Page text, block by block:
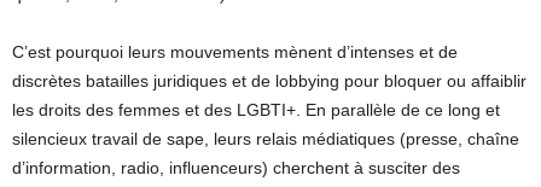
C’est pourquoi leurs mouvements mènent d’intenses et de
discrètes batailles juridiques et de lobbying pour bloquer ou affaiblir
les droits des femmes et des LGBTI+. En parallèle de ce long et
silencieux travail de sape, leurs relais médiatiques (presse, chaîne
d’information, radio, influenceurs) cherchent à susciter des